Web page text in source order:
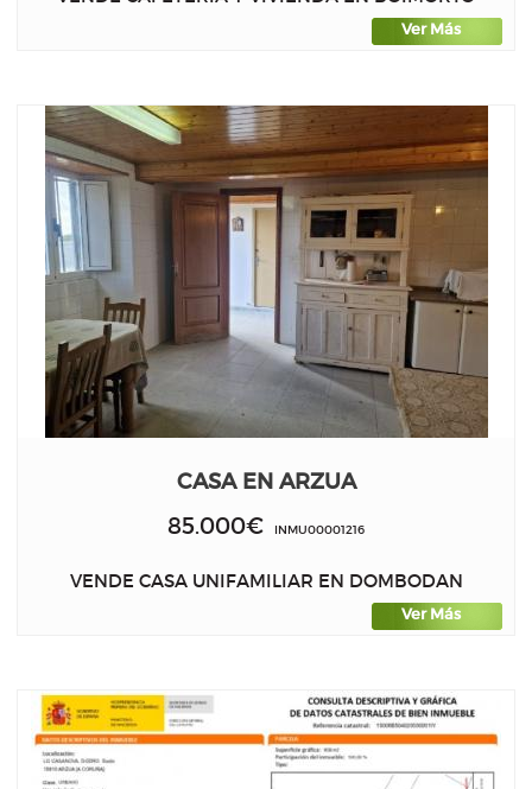
Ver Más
CASA EN ARZUA
85.000€ INMU00001216
VENDE CASA UNIFAMILIAR EN DOMBODAN
Ver Más